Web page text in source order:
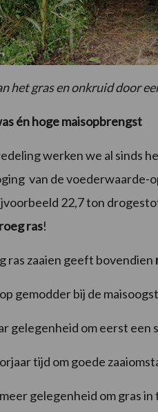
het gras en onkruid door
én hoge maisopbrengst
werken we al sinds
van de voederwaarde-
22,7 ton
ras!
ras zaaien geeft bovendien
gemodder bij de
gelegenheid om eerst een
tijd om goede
gelegenheid om gras in